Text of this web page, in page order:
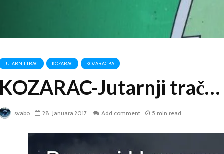
JUTARNJI TRAC KOZARAC KOZARAC.BA
KOZARAC-Jutarnji trač…
svabo 28. Januara 2017. Add comment 5 min read